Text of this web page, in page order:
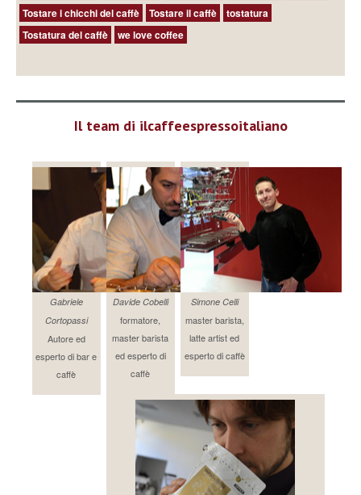
Tostare i chicchi del caffè
Tostare il caffè
tostatura
Tostatura del caffè
we love coffee
Il team di ilcaffeespressoitaliano
Gabriele
Cortopassi
Autore ed
esperto di bar e
caffè
Davide Cobelli
formatore,
master barista
ed esperto di
caffè
Simone Celli
master barista,
latte artist ed
esperto di caffè